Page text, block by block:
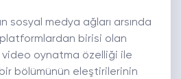
sosyal medya ağları arsında
platformlardan birisi olan
oynatma özelliği ile
bir bölümünün eleştirilerinin